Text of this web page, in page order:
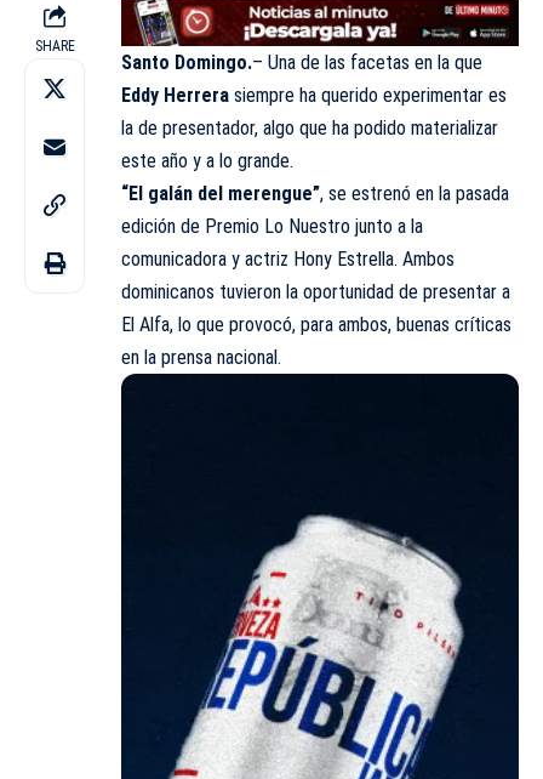
SHARE
Santo Domingo.– Una de las facetas en la que
Eddy Herrera siempre ha querido experimentar es
la de presentador, algo que ha podido materializar
este año y a lo grande.
“El galán del merengue”, se estrenó en la pasada
edición de Premio Lo Nuestro junto a la
comunicadora y actriz Hony Estrella. Ambos
dominicanos tuvieron la oportunidad de presentar a
El Alfa, lo que provocó, para ambos, buenas críticas
en la prensa nacional.